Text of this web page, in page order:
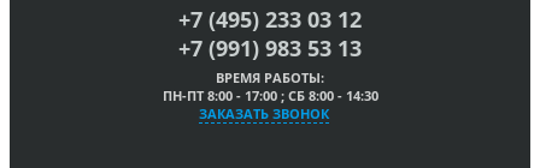
+7 (495) 233 03 12
+7 (991) 983 53 13
ВРЕМЯ РАБОТЫ:
ПН-ПТ 8:00 - 17:00 ; СБ 8:00 - 14:30
ЗАКАЗАТЬ ЗВОНОК